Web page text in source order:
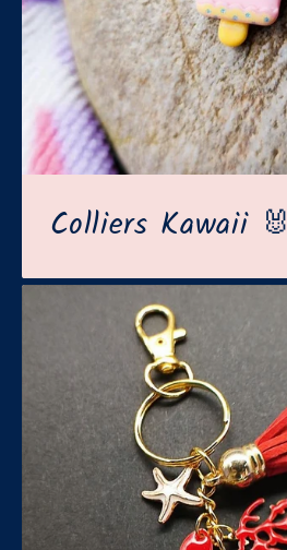
Colliers Kawaii 🐰